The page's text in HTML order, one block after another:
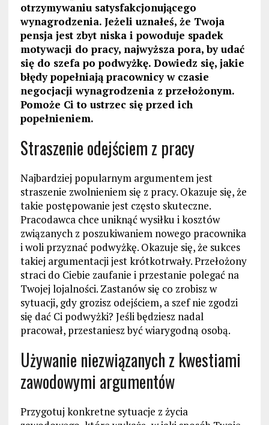
otrzymywaniu satysfakcjonującego
wynagrodzenia. Jeżeli uznałeś, że Twoja
pensja jest zbyt niska i powoduje spadek
motywacji do pracy, najwyższa pora, by udać
się do szefa po podwyżkę. Dowiedz się, jakie
błędy popełniają pracownicy w czasie
negocjacji wynagrodzenia z przełożonym.
Pomoże Ci to ustrzec się przed ich
popełnieniem.
Straszenie odejściem z pracy
Najbardziej popularnym argumentem jest
straszenie zwolnieniem się z pracy. Okazuje się, że
takie postępowanie jest często skuteczne.
Pracodawca chce uniknąć wysiłku i kosztów
związanych z poszukiwaniem nowego pracownika
i woli przyznać podwyżkę. Okazuje się, że sukces
takiej argumentacji jest krótkotrwały. Przełożony
straci do Ciebie zaufanie i przestanie polegać na
Twojej lojalności. Zastanów się co zrobisz w
sytuacji, gdy grozisz odejściem, a szef nie zgodzi
się dać Ci podwyżki? Jeśli będziesz nadal
pracował, przestaniesz być wiarygodną osobą.
Używanie niezwiązanych z kwestiami
zawodowymi argumentów
Przygotuj konkretne sytuacje z życia